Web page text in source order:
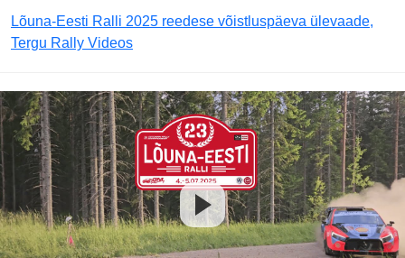
Lõuna-Eesti Ralli 2025 reedese võistluspäeva ülevaade,
Tergu Rally Videos